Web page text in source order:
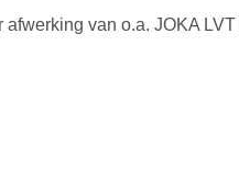
van o.a. JOKA